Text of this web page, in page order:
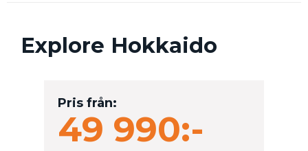
Explore Hokkaido
Pris från:
49 990:-